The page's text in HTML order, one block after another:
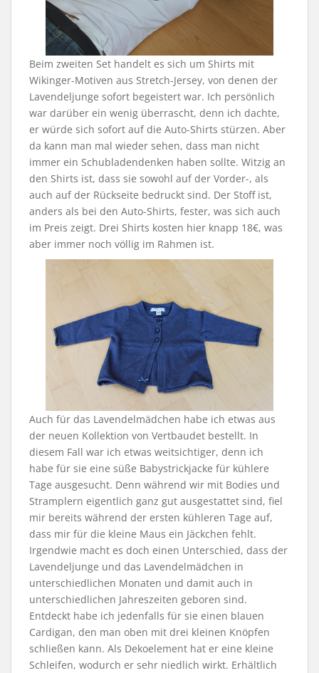
Beim zweiten Set handelt es sich um Shirts mit
Wikinger-Motiven aus Stretch-Jersey, von denen der
Lavendeljunge sofort begeistert war. Ich persönlich
war darüber ein wenig überrascht, denn ich dachte,
er würde sich sofort auf die Auto-Shirts stürzen. Aber
da kann man mal wieder sehen, dass man nicht
immer ein Schubladendenken haben sollte. Witzig an
den Shirts ist, dass sie sowohl auf der Vorder-, als
auch auf der Rückseite bedruckt sind. Der Stoff ist,
anders als bei den Auto-Shirts, fester, was sich auch
im Preis zeigt. Drei Shirts kosten hier knapp 18€, was
aber immer noch völlig im Rahmen ist.
Auch für das Lavendelmädchen habe ich etwas aus
der neuen Kollektion von Vertbaudet bestellt. In
diesem Fall war ich etwas weitsichtiger, denn ich
habe für sie eine süße Babystrickjacke für kühlere
Tage ausgesucht. Denn während wir mit Bodies und
Stramplern eigentlich ganz gut ausgestattet sind, fiel
mir bereits während der ersten kühleren Tage auf,
dass mir für die kleine Maus ein Jäckchen fehlt.
Irgendwie macht es doch einen Unterschied, dass der
Lavendeljunge und das Lavendelmädchen in
unterschiedlichen Monaten und damit auch in
unterschiedlichen Jahreszeiten geboren sind.
Entdeckt habe ich jedenfalls für sie einen blauen
Cardigan, den man oben mit drei kleinen Knöpfen
schließen kann. Als Dekoelement hat er eine kleine
Schleifen, wodurch er sehr niedlich wirkt. Erhältlich